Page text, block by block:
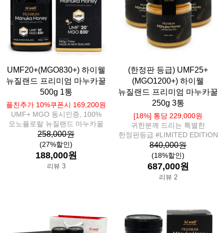
UMF20+(MGO830+) 하이웰
뉴질랜드 프리미엄 마누카꿀
500g 1통
플친추가 10%쿠폰시 169,200원
UMF+ MGO 동시인증, 100%
모노플로랄 뉴질랜드 마누카꿀
258,000원
(27%할인)
188,000원
리뷰 3
(한정판 등급) UMF25+
(MGO1200+) 하이웰
뉴질랜드 프리미엄 마누카꿀
250g 3통
[18%] 통당 229,000원
귀한분께 드리는 특별한
한정판등급 #LIMITED EDITION
840,000원
(18%할인)
687,000원
리뷰 2